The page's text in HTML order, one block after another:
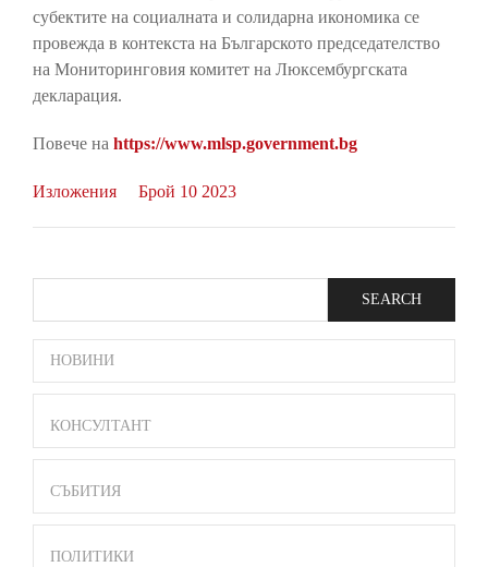
субектите на социалната и солидарна икономика се
провежда в контекста на Българското председателство
на Мониторинговия комитет на Люксембургската
декларация.
Повече на https://www.mlsp.government.bg
Изложения Брой 10 2023
SIDE
BAR
MENU
НОВИНИ
КОНСУЛТАНТ
СЪБИТИЯ
ПОЛИТИКИ